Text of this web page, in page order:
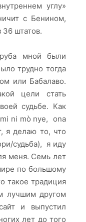
углу»
с Бенином,
штатов.
мной были
трудно тогда
или Бабалаво.
цели стать
судьбе. Как
ni mò nye, ona
я делаю то, что
судьба), я иду
меня. Семь лет
по большому
такое традиция
лучшим другом
и выпустил
лет до того